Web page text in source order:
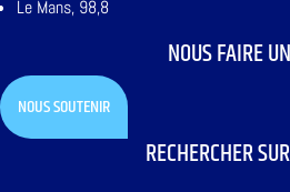
Le Mans, 98,8
NOUS FAIRE
NOUS SOUTENIR
RECHERCHER